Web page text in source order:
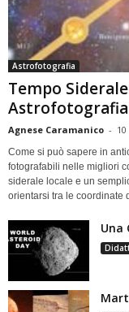
Astrofotografia
Tempo
Astrofotografia
Agnese Caramanico -
Come si può sapere in
fotografabili nelle migliori
siderale locale e un
orientarsi tra le coordinate
Una